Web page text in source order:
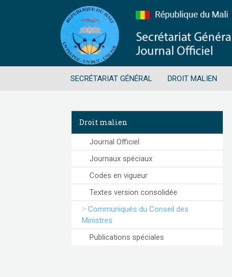
SECRÉTARIAT GÉNÉRAL DROIT MALIEN
Droit malien
Journal Officiel
Journaux spéciaux
Codes en vigueur
Textes version consolidée
Communiqués du Conseil des
Ministres
Publications spéciales